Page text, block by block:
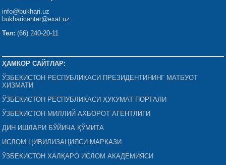
info@bukhari.uz
bukharicenter@exat.uz
Тел: (66) 240-20-11
ҲАМКОР САЙТЛАР:
ЎЗБЕКИСТОН РЕСПУБЛИКАСИ ПРЕЗИДЕНТИНИНГ МАТБУОТ
ХИЗМАТИ
ЎЗБЕКИСТОН РЕСПУБЛИКАСИ ҲУКУМАТ ПОРТАЛИ
ЎЗБЕКИСТОН МИЛЛИЙ АХБОРОТ АГЕНТЛИГИ
ДИН ИШЛАРИ БЎЙИЧА ҚЎМИТА
ИСЛОМ ЦИВИЛИЗАЦИЯСИ МАРКАЗИ
ЎЗБЕКИСТОН ХАЛҚАРО ИСЛОМ АКАДЕМИЯСИ